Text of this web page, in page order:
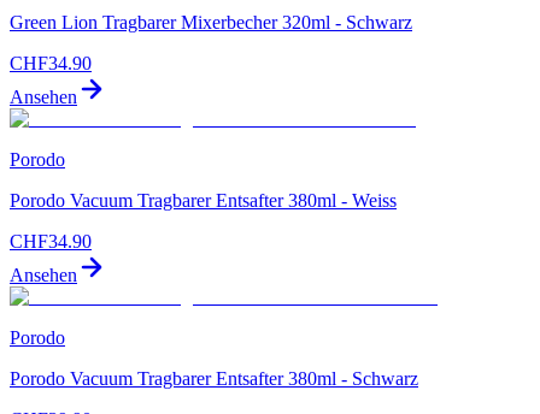
Green Lion Tragbarer Mixerbecher 320ml - Schwarz
CHF34.90
Ansehen
Porodo
Porodo Vacuum Tragbarer Entsafter 380ml - Weiss
CHF34.90
Ansehen
Porodo
Porodo Vacuum Tragbarer Entsafter 380ml - Schwarz